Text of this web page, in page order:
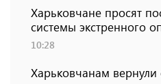
Харьковчане просят
системы экстренного
10:28
Харьковчанам вернули